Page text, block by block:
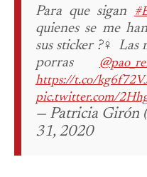
Para que sigan
quienes se me
sus sticker ?‍♀️ Las
porras
https://t.co/
pic.twitter.com/
— Patricia Girón
31, 2020